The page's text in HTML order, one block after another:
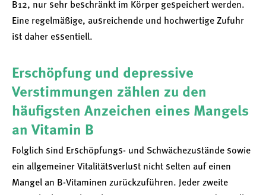
B12, nur sehr beschränkt im Körper gespeichert werden.
Eine regelmäßige, ausreichende und hochwertige Zufuhr
ist daher essentiell.
Erschöpfung und depressive
Verstimmungen zählen zu den
häufigsten Anzeichen eines Mangels
an Vitamin B
Folglich sind Erschöpfungs- und Schwächezustände sowie
ein allgemeiner Vitalitätsverlust nicht selten auf einen
Mangel an B-Vitaminen zurückzuführen. Jeder zweite